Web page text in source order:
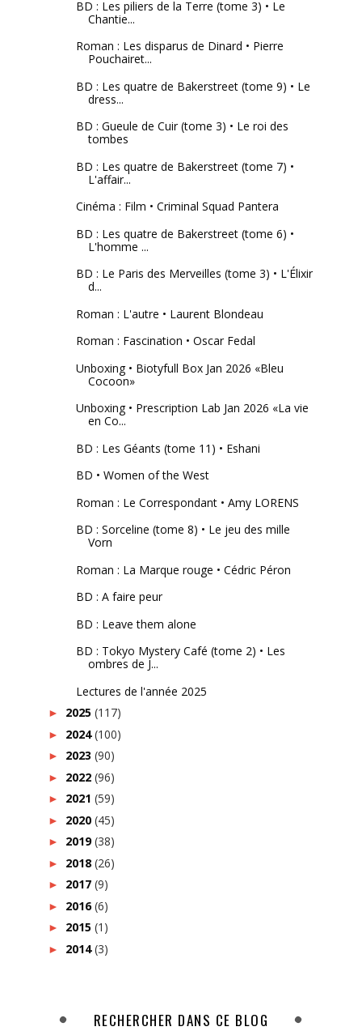
BD : Les piliers de la Terre (tome 3) • Le
Chantie...
Roman : Les disparus de Dinard • Pierre
Pouchairet...
BD : Les quatre de Bakerstreet (tome 9) • Le
dress...
BD : Gueule de Cuir (tome 3) • Le roi des
tombes
BD : Les quatre de Bakerstreet (tome 7) •
L'affair...
Cinéma : Film • Criminal Squad Pantera
BD : Les quatre de Bakerstreet (tome 6) •
L'homme ...
BD : Le Paris des Merveilles (tome 3) • L'Élixir
d...
Roman : L'autre • Laurent Blondeau
Roman : Fascination • Oscar Fedal
Unboxing • Biotyfull Box Jan 2026 «Bleu
Cocoon»
Unboxing • Prescription Lab Jan 2026 «La vie
en Co...
BD : Les Géants (tome 11) • Eshani
BD • Women of the West
Roman : Le Correspondant • Amy LORENS
BD : Sorceline (tome 8) • Le jeu des mille
Vorn
Roman : La Marque rouge • Cédric Péron
BD : A faire peur
BD : Leave them alone
BD : Tokyo Mystery Café (tome 2) • Les
ombres de J...
Lectures de l'année 2025
► 2025 (117)
► 2024(100)
► 2023 (90)
► 2022 (96)
► 2021 (59)
► 2020 (45)
► 2019(38)
► 2018 (26)
► 2017 (9)
► 2016(6)
► 2015 (1)
► 2014(3)
RECHERCHER DANS CE BLOG